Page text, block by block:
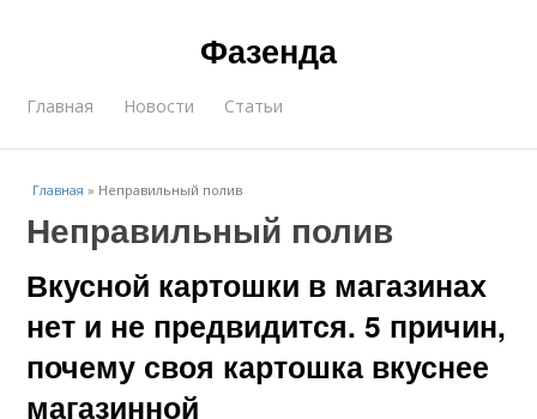
Фазенда
Главная Новости Статьи
Главная » Неправильный полив
Неправильный полив
Вкусной картошки в магазинах
нет и не предвидится. 5 причин,
почему своя картошка вкуснее
магазинной